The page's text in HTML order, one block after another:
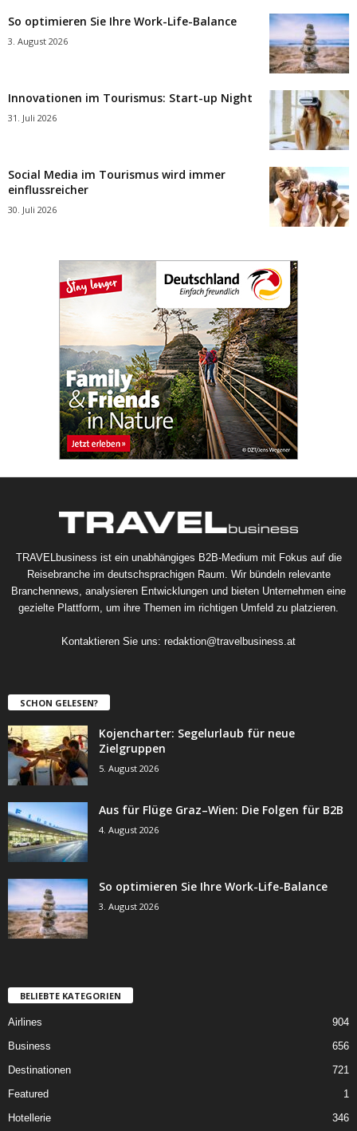
So optimieren Sie Ihre Work-Life-Balance
3. August 2026
Innovationen im Tourismus: Start-up Night
31. Juli 2026
Social Media im Tourismus wird immer
einflussreicher
30. Juli 2026
TRAVELbusiness ist ein unabhängiges B2B-Medium mit Fokus auf die
Reisebranche im deutschsprachigen Raum. Wir bündeln relevante
Branchennews, analysieren Entwicklungen und bieten Unternehmen eine
gezielte Plattform, um ihre Themen im richtigen Umfeld zu platzieren.
Kontaktieren Sie uns: redaktion@travelbusiness.at
SCHON GELESEN?
Kojencharter: Segelurlaub für neue
Zielgruppen
5. August 2026
Aus für Flüge Graz–Wien: Die Folgen für B2B
4. August 2026
So optimieren Sie Ihre Work-Life-Balance
3. August 2026
BELIEBTE KATEGORIEN
Airlines
904
Business
656
Destinationen
721
Featured
1
Hotellerie
346